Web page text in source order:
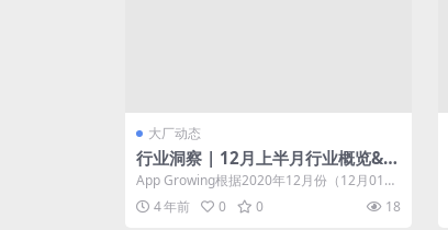
大厂动态
行业洞察 | 12月上半月行业概览&头
部广告主盘点
App Growing根据2020年12月份（12月01
日-12月15日）追踪到...
4 年前 0 0 18